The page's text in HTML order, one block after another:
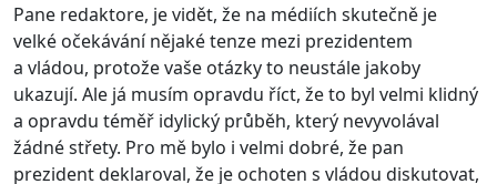
Pane redaktore, je vidět, že na médiích skutečně je
velké očekávání nějaké tenze mezi prezidentem
a vládou, protože vaše otázky to neustále jakoby
ukazují. Ale já musím opravdu říct, že to byl velmi klidný
a opravdu téměř idylický průběh, který nevyvolával
žádné střety. Pro mě bylo i velmi dobré, že pan
prezident deklaroval, že je ochoten s vládou diskutovat,